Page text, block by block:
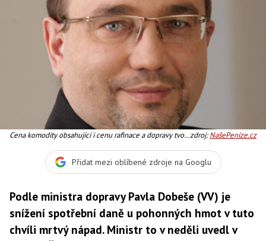
Cena komodity obsahující i cenu rafinace a dopravy tvoří
benzinu Foto: Pavel Dobeš/VV
zdroj:NašePeníze.cz
Přidat mezi oblíbené zdroje na Googlu
Podle ministra dopravy Pavla Dobeše (VV) je
snížení spotřební daně u pohonných hmot v tuto
chvíli mrtvý nápad. Ministr to v neděli uvedl v